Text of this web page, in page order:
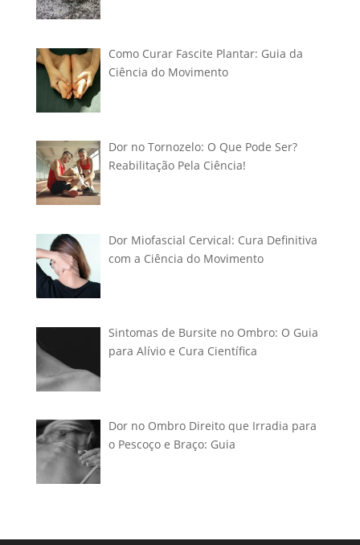
Como Curar Fascite Plantar: Guia da
Ciência do Movimento
Dor no Tornozelo: O Que Pode Ser?
Reabilitação Pela Ciência!
Dor Miofascial Cervical: Cura Definitiva
com a Ciência do Movimento
Sintomas de Bursite no Ombro: O Guia
para Alívio e Cura Científica
Dor no Ombro Direito que Irradia para
o Pescoço e Braço: Guia